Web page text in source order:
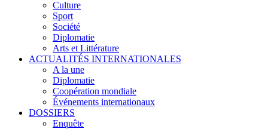
Culture
Sport
Société
Diplomatie
Arts et Littérature
ACTUALITÉS INTERNATIONALES
A la une
Diplomatie
Coopération mondiale
Événements internationaux
DOSSIERS
Enquête